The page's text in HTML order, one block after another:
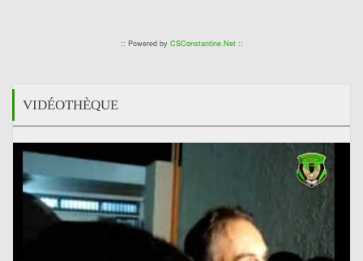
:: Powered by CSConstantine.Net::
VIDÉOTHÈQUE